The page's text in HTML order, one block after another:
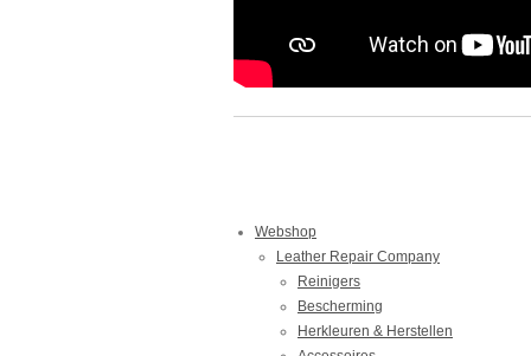
Webshop
Leather Repair Company
Reinigers
Bescherming
Herkleuren & Herstellen